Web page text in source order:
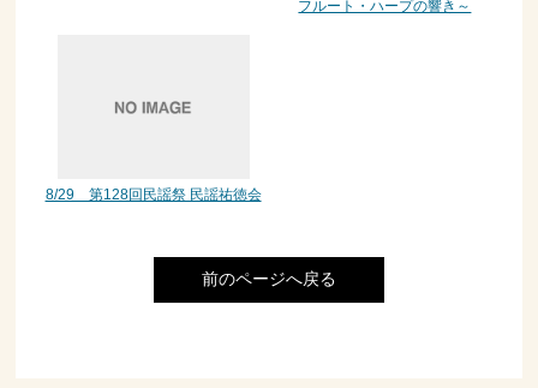
フルート・ハープの響き～
8/29 第128回民謡祭 民謡祐徳会
前のページへ戻る